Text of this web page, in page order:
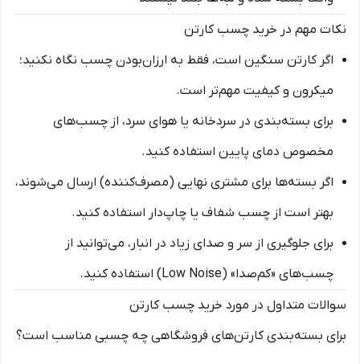
نکات مهم در خرید چسب کارتن
اگر کارتن سنگین است، فقط به ارزان‌بودن چسب نگاه نکنید؛
میکرون و کیفیت مهم‌تر است.
برای بسته‌بندی در سردخانه یا هوای سرد، از چسب‌های
مخصوص دمای پایین استفاده کنید.
اگر بسته‌ها برای مشتری نهایی (مصرف‌کننده) ارسال می‌شوند،
بهتر است از چسب شفاف یا چاپ‌دار استفاده کنید.
برای جلوگیری از سر و صدای زیاد در انبار، می‌توانید از
چسب‌های «کم‌صدا» (Low Noise) استفاده کنید.
سوالات متداول در مورد خرید چسب کارتن
برای بسته‌بندی کارتن‌های فروشگاهی چه چسبی مناسب است؟